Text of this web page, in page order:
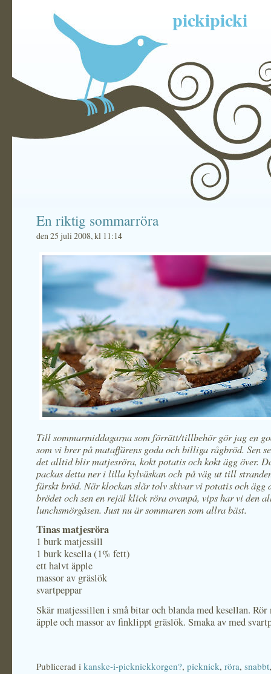
pickipicki
En riktig sommarröra
den 25 juli 2008, kl 11:14
Till sommarmiddagarna som förrätt/tillbehör gör jag en
som vi brer på mataffärens goda och billiga rågbröd. Sen
det alltid blir matjesröra, kokt potatis och kokt ägg över.
packas detta ner i lilla kylväskan och på väg ut till
färskt bröd. När klockan slår tolv skivar vi potatis och ägg
brödet och sen en rejäl klick röra ovanpå, vips har vi den
lunchsmörgåsen. Just nu är sommaren som allra bäst.
Tinas matjesröra
1 burk matjessill
1 burk kesella (1% fett)
ett halvt äpple
massor av gräslök
svartpeppar
Skär matjessillen i små bitar och blanda med kesellan.
äpple och massor av finklippt gräslök. Smaka av med
Publicerad i kanske-i-picknickkorgen?, picknick, röra, snabbt